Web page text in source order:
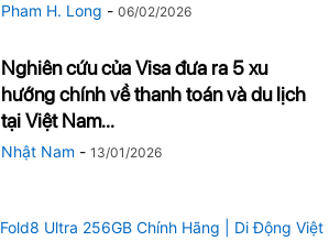
Pham H. Long - 06/02/2026
Nghiên cứu của Visa đưa ra 5 xu
hướng chính về thanh toán và du lịch
tại Việt Nam...
Nhật Nam - 13/01/2026